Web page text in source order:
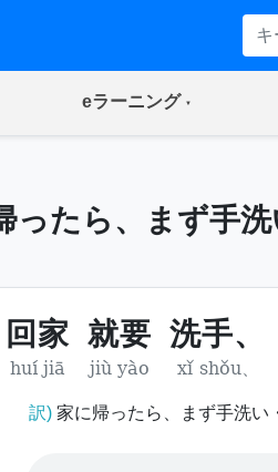
eラーニング(current)
ったら、まず手洗
回家 就要 洗手、
huí jiā jiù yào xǐ shǒu、
訳)家に帰ったら、まず手洗い